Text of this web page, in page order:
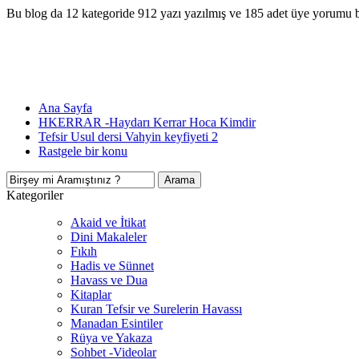
Bu blog da 12 kategoride 912 yazı yazılmış ve 185 adet üye yorumu
Ana Sayfa
HKERRAR -Haydarı Kerrar Hoca Kimdir
Tefsir Usul dersi Vahyin keyfiyeti 2
Rastgele bir konu
Kategoriler
Akaid ve İtikat
Dini Makaleler
Fıkıh
Hadis ve Sünnet
Havass ve Dua
Kitaplar
Kuran Tefsir ve Surelerin Havassı
Manadan Esintiler
Rüya ve Yakaza
Sohbet -Videolar